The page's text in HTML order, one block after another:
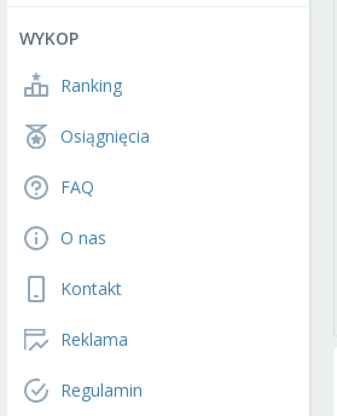
WYKOP
Ranking
Osiągnięcia
FAQ
O nas
Kontakt
Reklama
Regulamin